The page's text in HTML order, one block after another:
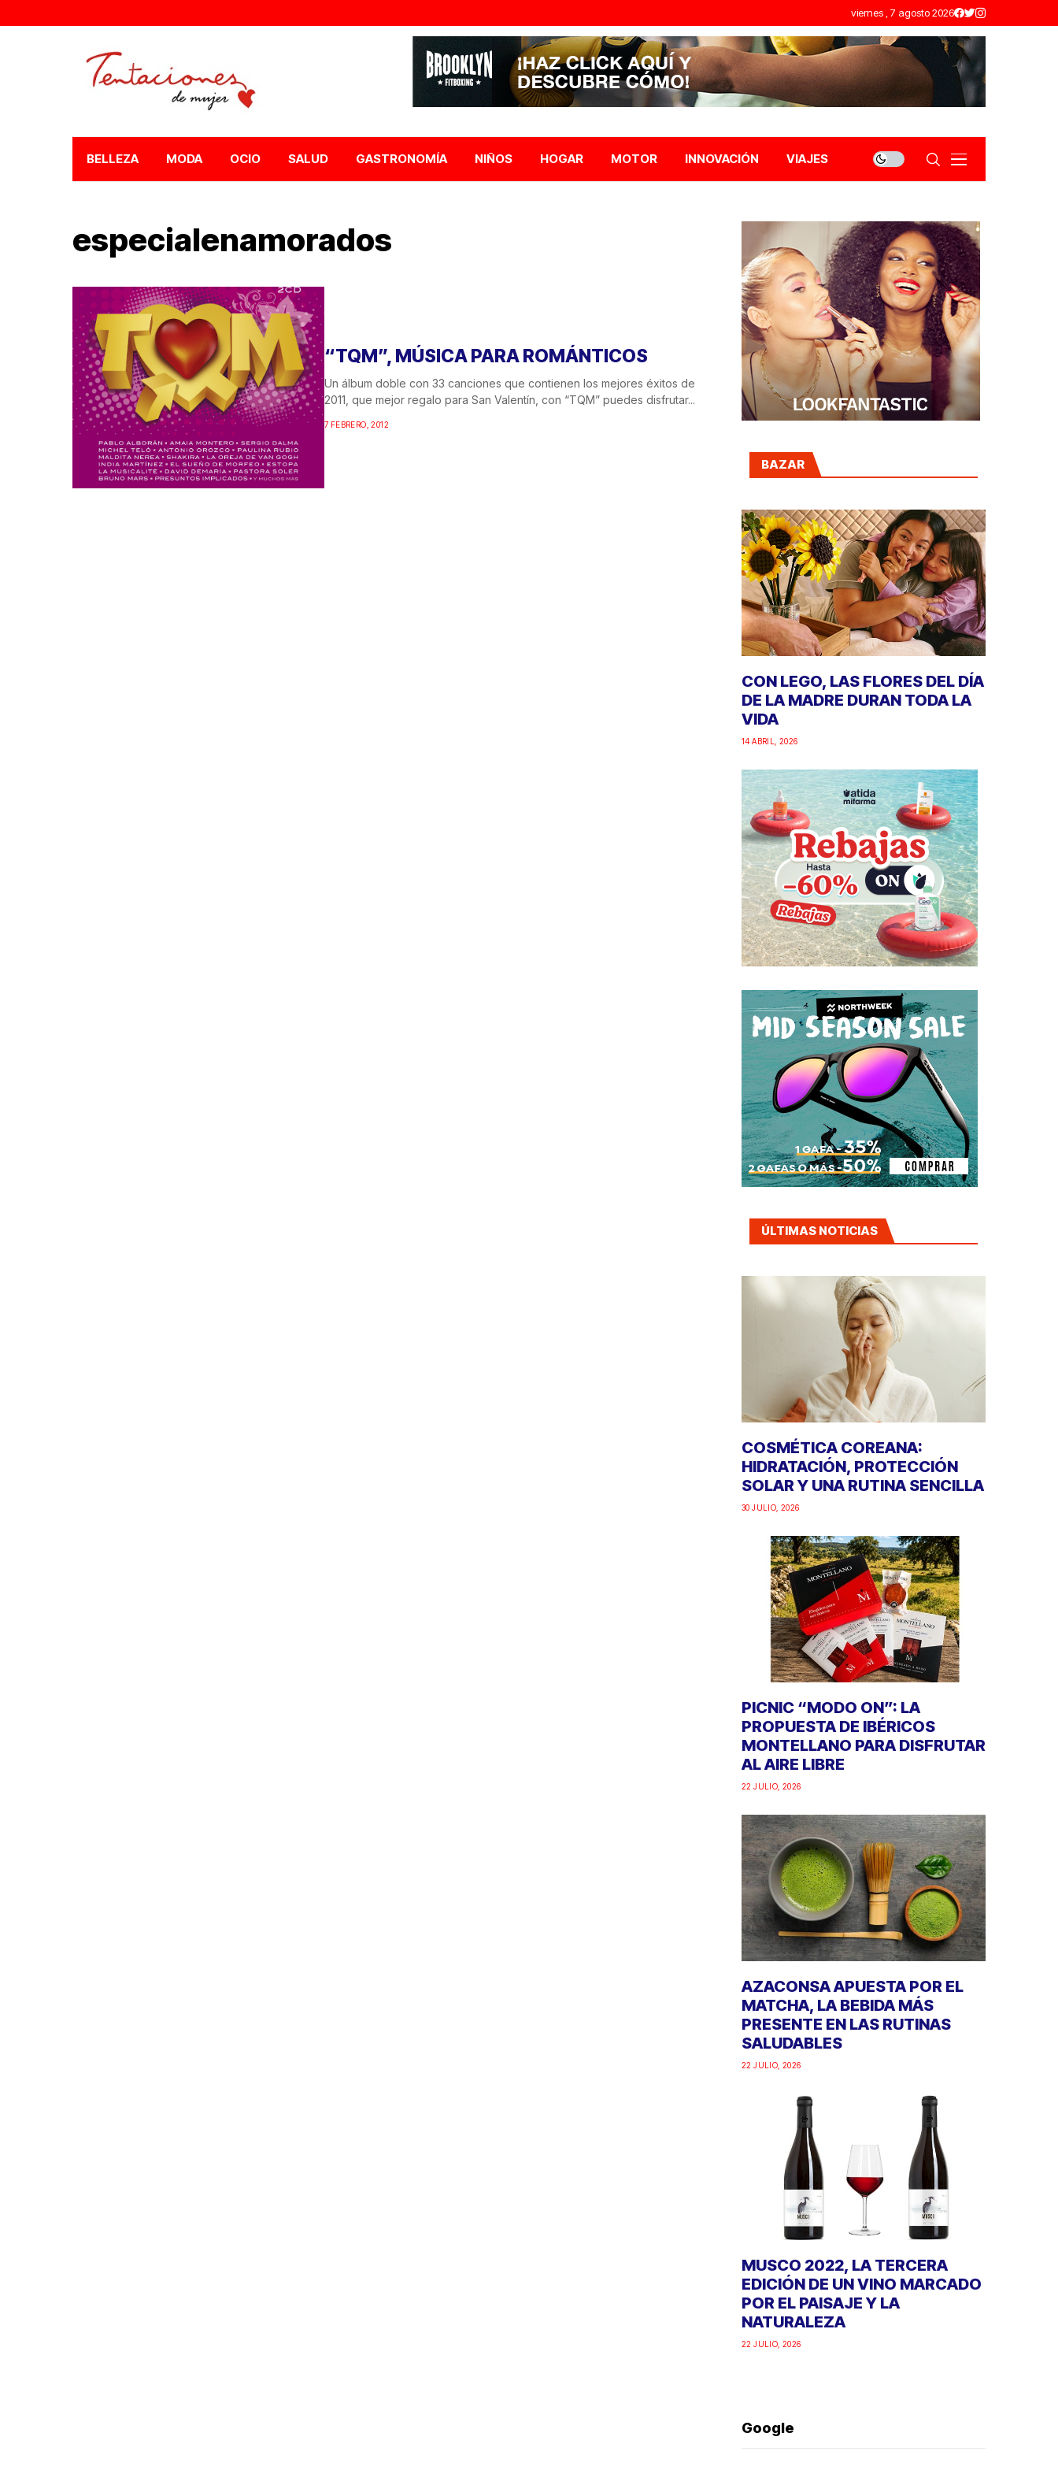
viernes , 7 agosto 2026
BELLEZA MODA OCIO SALUD GASTRONOMÍA NIÑOS HOGAR MOTOR INNOVACIÓN VIAJES
especialenamorados
“TQM”, MÚSICA PARA ROMÁNTICOS
Un álbum doble con 33 canciones que contienen los mejores éxitos de
2011, que mejor regalo para San Valentín, con “TQM” puedes disfrutar...
7 FEBRERO, 2012
BAZAR
CON LEGO, LAS FLORES DEL DÍA
DE LA MADRE DURAN TODA LA
VIDA
14 ABRIL, 2026
ÚLTIMAS NOTICIAS
COSMÉTICA COREANA:
HIDRATACIÓN, PROTECCIÓN
SOLAR Y UNA RUTINA SENCILLA
30 JULIO, 2026
PICNIC “MODO ON”: LA
PROPUESTA DE IBÉRICOS
MONTELLANO PARA DISFRUTAR
AL AIRE LIBRE
22 JULIO, 2026
AZACONSA APUESTA POR EL
MATCHA, LA BEBIDA MÁS
PRESENTE EN LAS RUTINAS
SALUDABLES
22 JULIO, 2026
MUSCO 2022, LA TERCERA
EDICIÓN DE UN VINO MARCADO
POR EL PAISAJE Y LA
NATURALEZA
22 JULIO, 2026
Google